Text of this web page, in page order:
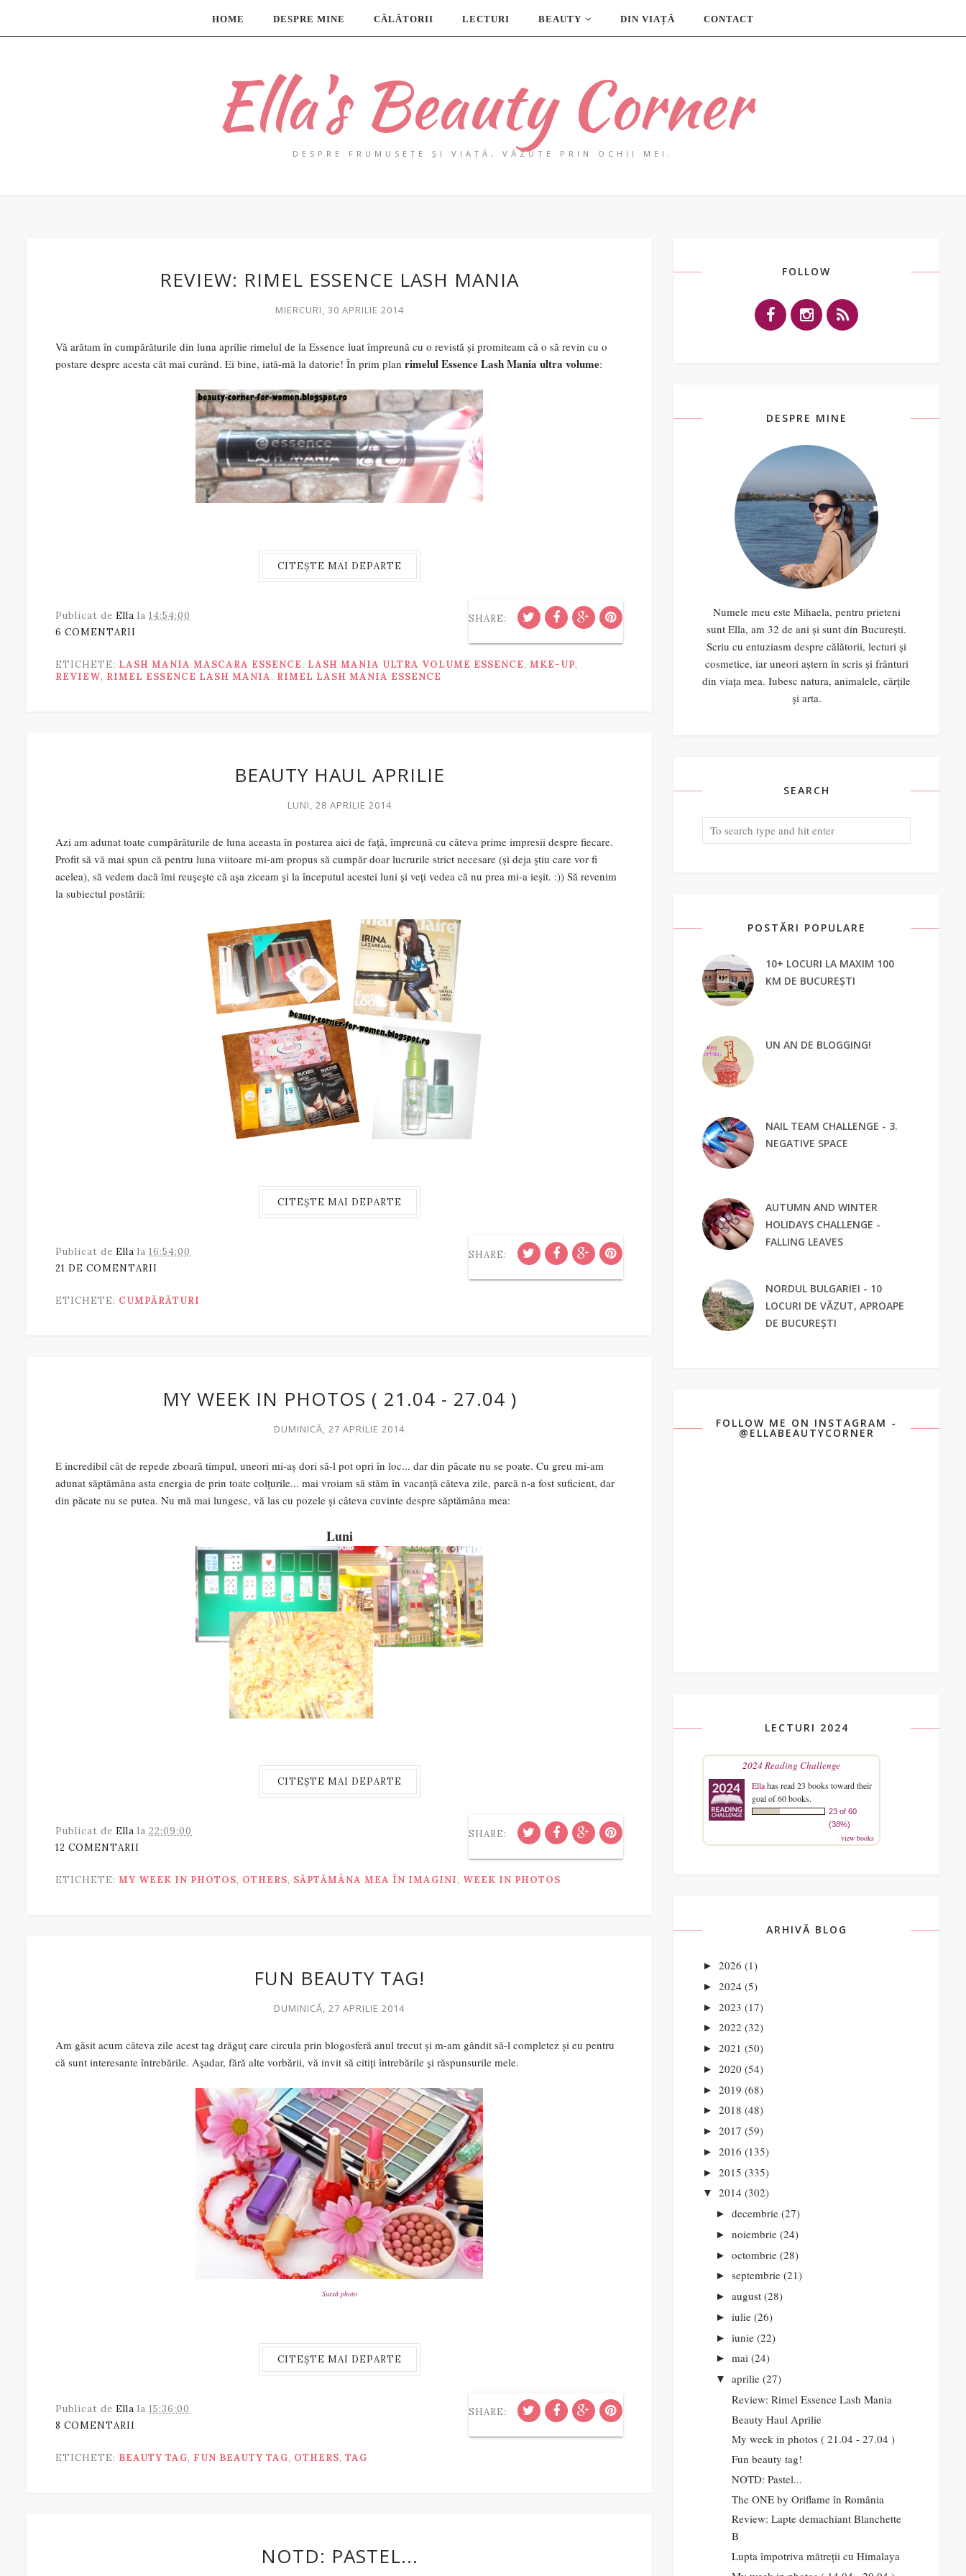
HOME DESPRE MINE CĂLĂTORII LECTURI BEAUTY DIN VIAȚĂ CONTACT
Ella's Beauty Corner
DESPRE FRUMUSEȚE ȘI VIAȚĂ, VĂZUTE PRIN OCHII MEI.
REVIEW: RIMEL ESSENCE LASH MANIA
MIERCURI, 30 APRILIE 2014
Vă arătam în cumpărăturile din luna aprilie rimelul de la Essence luat împreună cu o revistă și promiteam că o să revin cu o
postare despre acesta cât mai curând. Ei bine, iată-mă la datorie! În prim plan rimelul Essence Lash Mania ultra volume:
CITEȘTE MAI DEPARTE
Publicat de Ella la 14:54:00
6 COMENTARII
SHARE:
ETICHETE: LASH MANIA MASCARA ESSENCE, LASH MANIA ULTRA VOLUME ESSENCE, MKE-UP,
REVIEW, RIMEL ESSENCE LASH MANIA, RIMEL LASH MANIA ESSENCE
BEAUTY HAUL APRILIE
LUNI, 28 APRILIE 2014
Azi am adunat toate cumpărăturile de luna aceasta în postarea aici de față, împreună cu câteva prime impresii despre fiecare.
Profit să vă mai spun că pentru luna viitoare mi-am propus să cumpăr doar lucrurile strict necesare (și deja știu care vor fi
acelea), să vedem dacă îmi reușește că așa ziceam și la începutul acestei luni și veți vedea că nu prea mi-a ieșit. :)) Să revenim
la subiectul postării:
CITEȘTE MAI DEPARTE
Publicat de Ella la 16:54:00
21 DE COMENTARII
SHARE:
ETICHETE: CUMPĂRĂTURI
MY WEEK IN PHOTOS ( 21.04 - 27.04 )
DUMINICĂ, 27 APRILIE 2014
E incredibil cât de repede zboară timpul, uneori mi-aș dori să-l pot opri în loc... dar din păcate nu se poate. Cu greu mi-am
adunat săptămâna asta energia de prin toate colțurile... mai vroiam să stăm în vacanță câteva zile, parcă n-a fost suficient, dar
din păcate nu se putea. Nu mă mai lungesc, vă las cu pozele și câteva cuvinte despre săptămâna mea:
Luni
CITEȘTE MAI DEPARTE
Publicat de Ella la 22:09:00
12 COMENTARII
SHARE:
ETICHETE: MY WEEK IN PHOTOS, OTHERS, SĂPTĂMÂNA MEA ÎN IMAGINI, WEEK IN PHOTOS
FUN BEAUTY TAG!
DUMINICĂ, 27 APRILIE 2014
Am găsit acum câteva zile acest tag drăguț care circula prin blogosferă anul trecut și m-am gândit să-l completez și eu pentru
că sunt interesante întrebările. Așadar, fără alte vorbării, vă invit să citiți întrebările și răspunsurile mele.
Sursă photo
CITEȘTE MAI DEPARTE
Publicat de Ella la 15:36:00
8 COMENTARII
SHARE:
ETICHETE: BEAUTY TAG, FUN BEAUTY TAG, OTHERS, TAG
NOTD: PASTEL...
FOLLOW
DESPRE MINE
Numele meu este Mihaela, pentru prieteni
sunt Ella, am 32 de ani și sunt din București.
Scriu cu entuziasm despre călătorii, lecturi și
cosmetice, iar uneori aștern în scris și frânturi
din viața mea. Iubesc natura, animalele, cărțile
și arta.
SEARCH
POSTĂRI POPULARE
10+ LOCURI LA MAXIM 100
KM DE BUCUREȘTI
UN AN DE BLOGGING!
NAIL TEAM CHALLENGE - 3.
NEGATIVE SPACE
AUTUMN AND WINTER
HOLIDAYS CHALLENGE -
FALLING LEAVES
NORDUL BULGARIEI - 10
LOCURI DE VĂZUT, APROAPE
DE BUCUREȘTI
FOLLOW ME ON INSTAGRAM -
@ELLABEAUTYCORNER
LECTURI 2024
2024 Reading Challenge
Ellahas read 23 books toward their
goal of 60 books.
23 of 60
(38%)
view books
ARHIVĂ BLOG
► 2026 (1)
► 2024 (5)
► 2023 (17)
► 2022 (32)
► 2021 (50)
► 2020 (54)
► 2019 (68)
► 2018 (48)
► 2017 (59)
► 2016 (135)
► 2015 (335)
▼ 2014 (302)
► decembrie (27)
► noiembrie (24)
► octombrie (28)
► septembrie (21)
► august (28)
► iulie (26)
► iunie (22)
► mai (24)
▼ aprilie (27)
Review: Rimel Essence Lash Mania
Beauty Haul Aprilie
My week in photos ( 21.04 - 27.04 )
Fun beauty tag!
NOTD: Pastel...
The ONE by Oriflame în România
Review: Lapte demachiant Blanchette
B
Lupta împotriva mătreții cu Himalaya